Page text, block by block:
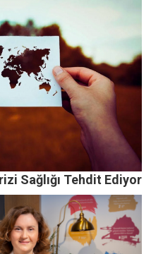
Sağlığı Tehdit Ediyor